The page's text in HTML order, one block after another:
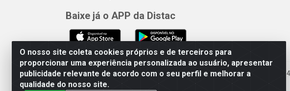
O nosso site coleta cookies próprios e de terceiros para
proporcionar uma experiência personalizada ao usuário, apresentar
publicidade relevante de acordo com o seu perfil e melhorar a
qualidade do nosso site.
Baixe já o APP da Distac
Distac Distribuidora - Av. Durval de Góes Monteiro,